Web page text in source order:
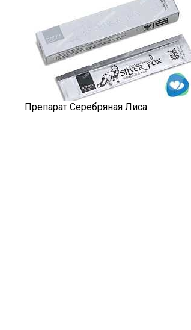
Препарат Серебряная Лиса